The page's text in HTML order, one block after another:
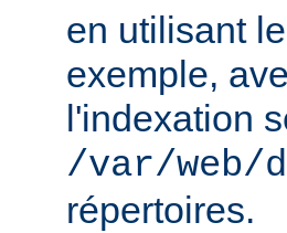
en utilisant
exemple,
l'indexation
/var/web/
répertoires.